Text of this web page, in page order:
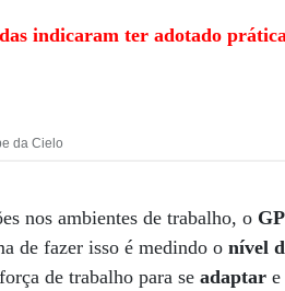
indicaram ter adotado
da Cielo
nos ambientes de trabalho, o
de fazer isso é medindo onível
de trabalho para seadaptar